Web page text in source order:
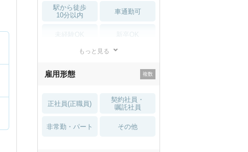
駅から徒歩
10分以内
車通勤可
住宅手当・補助
土日祝休 無資格 OK
積極採用中 WEB面接OK
もっと見る
雇用形態
正社員(正職員)
契約社員・
嘱託社員
非常勤・パート その他